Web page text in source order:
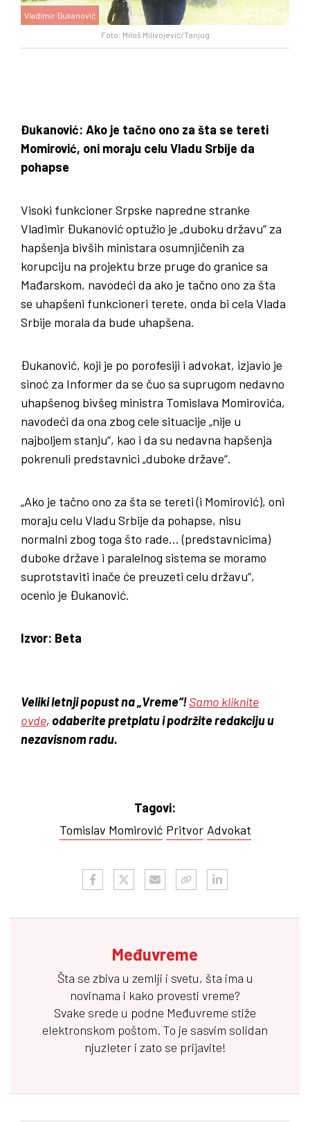
Foto: Miloš Milivojević/Tanjug
Vladimir Đukanović
Đukanović: Ako je tačno ono za šta se tereti
Momirović, oni moraju celu Vladu Srbije da
pohapse
Visoki funkcioner Srpske napredne stranke
Vladimir Đukanović optužio je „duboku državu“ za
hapšenja bivših ministara osumnjičenih za
korupciju na projektu brze pruge do granice sa
Mađarskom, navodeći da ako je tačno ono za šta
se uhapšeni funkcioneri terete, onda bi cela Vlada
Srbije morala da bude uhapšena.
Đukanović, koji je po porofesiji i advokat, izjavio je
sinoć za Informer da se čuo sa suprugom nedavno
uhapšenog bivšeg ministra Tomislava Momirovića,
navodeći da ona zbog cele situacije „nije u
najboljem stanju“, kao i da su nedavna hapšenja
pokrenuli predstavnici „duboke države“.
„Ako je tačno ono za šta se tereti (i Momirović), oni
moraju celu Vladu Srbije da pohapse, nisu
normalni zbog toga što rade… (predstavnicima)
duboke države i paralelnog sistema se moramo
suprotstaviti inače će preuzeti celu državu“,
ocenio je Đukanović.
Izvor: Beta
Veliki letnji popust na „Vreme“!Samo kliknite
ovde, odaberite pretplatu i podržite redakciju u
nezavisnom radu.
Tagovi:
Tomislav Momirović Pritvor Advokat
Međuvreme
Šta se zbiva u zemlji i svetu, šta ima u
novinama i kako provesti vreme?
Svake srede u podne Međuvreme stiže
elektronskom poštom. To je sasvim solidan
njuzleter i zato se prijavite!